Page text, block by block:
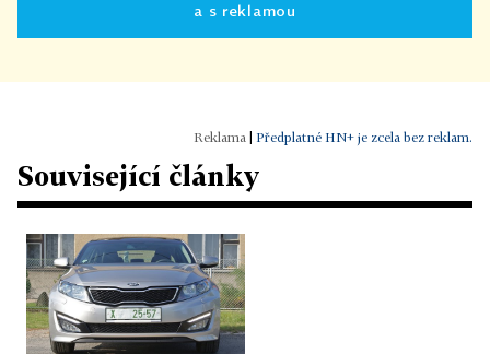
a s reklamou
Předplatné HN+ je zcela bez reklam.
Související články